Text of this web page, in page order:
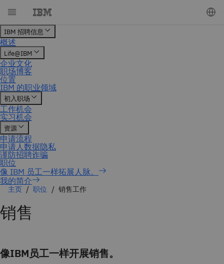
我的简介
主页 职位 销售工作
销售
像IBM员工一样开展销售。